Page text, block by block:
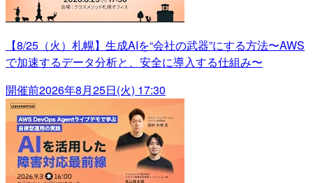
【8/25（火）札幌】生成AIを“会社の武器”にする方法〜AWS
で加速するデータ分析と、安全に導入する仕組み〜
開催前2026年8月25日(火) 17:30